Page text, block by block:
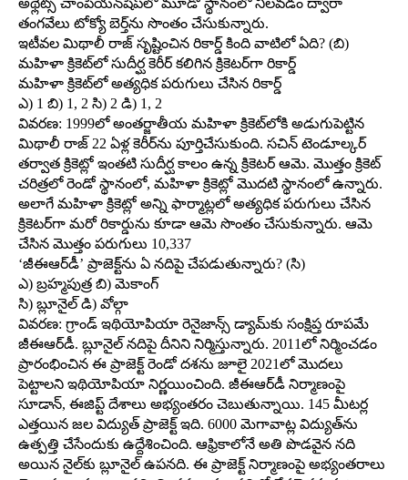
అథ్లెట్స్‌ చాంపియన్‌షిప్‌లో మూడో స్థానంలో నిలవడం ద్వారా
తంగవేలు టోక్యో బెర్త్‌ను సొంతం చేసుకున్నారు.
ఇటీవల మిథాలీ రాజ్‌ సృష్టించిన రికార్డ్‌ కింది వాటిలో ఏది? (బి)
మహిళా క్రికెట్‌లో సుదీర్ఘ కెరీర్‌ కలిగిన క్రికెటర్‌గా రికార్డ్‌
మహిళా క్రికెట్‌లో అత్యధిక పరుగులు చేసిన రికార్డ్‌
ఎ) 1 బి) 1, 2 సి) 2 డి) 1, 2
వివరణ: 1999లో అంతర్జాతీయ మహిళా క్రికెట్‌లోకి అడుగుపెట్టిన
మిథాలీ రాజ్‌ 22 ఏళ్ల కెరీర్‌ను పూర్తిచేసుకుంది. సచిన్‌ టెండూల్కర్‌
తర్వాత క్రికెట్లో ఇంతటి సుదీర్ఘ కాలం ఉన్న క్రికెటర్‌ ఆమె. మొత్తం క్రికెట్‌
చరిత్రలో రెండో స్థానంలో, మహిళా క్రికెట్లో మొదటి స్థానంలో ఉన్నారు.
అలాగే మహిళా క్రికెట్లో అన్ని ఫార్మాట్లలో అత్యధిక పరుగులు చేసిన
క్రికెటర్‌గా మరో రికార్డును కూడా ఆమె సొంతం చేసుకున్నారు. ఆమె
చేసిన మొత్తం పరుగులు 10,337
‘జీఈఆర్‌డీ’ ప్రాజెక్ట్‌ను ఏ నదిపై చేపడుతున్నారు? (సి)
ఎ) బ్రహ్మపుత్ర బి) మెకాంగ్‌
సి) బ్లూనైల్‌ డి) వోల్గా
వివరణ: గ్రాండ్‌ ఇథియోపియా రెనైజాన్స్‌ డ్యామ్‌కు సంక్షిప్త రూపమే
జీఈఆర్‌డీ. బ్లూనైల్‌ నదిపై దీనిని నిర్మిస్తున్నారు. 2011లో నిర్మించడం
ప్రారంభించిన ఈ ప్రాజెక్ట్‌ రెండో దశను జూలై 2021లో మొదలు
పెట్టాలని ఇథియోపియా నిర్ణయించింది. జీఈఆర్‌డీ నిర్మాణంపై
సూడాన్‌, ఈజిప్ట్‌ దేశాలు అభ్యంతరం చెబుతున్నాయి. 145 మీటర్ల
ఎత్తయిన జల విద్యుత్‌ ప్రాజెక్ట్‌ ఇది. 6000 మెగావాట్ల విద్యుత్‌ను
ఉత్పత్తి చేసేందుకు ఉద్దేశించింది. ఆఫ్రికాలోనే అతి పొడవైన నది
అయిన నైల్‌కు బ్లూనైల్‌ ఉపనది. ఈ ప్రాజెక్ట్‌ నిర్మాణంపై అభ్యంతరాలు